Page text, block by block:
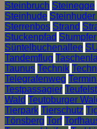
Steinbruch Steinegge
Steinhude Steinhuder
Sterrenbos Strand
Stuckenpfad
Süntelbuchenallee
Tandemflug
Taunus Technik
Telegrafenweg
Testpassagier
Wald Teutoburger
Tierpark Tierschutz
Tönsberg Torf